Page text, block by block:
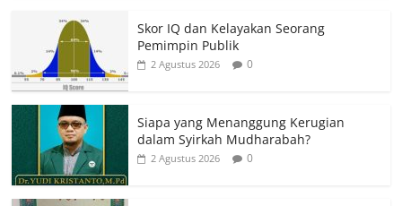
Skor IQ dan Kelayakan Seorang
Pemimpin Publik
2 Agustus 2026 0
Siapa yang Menanggung Kerugian
dalam Syirkah Mudharabah?
2 Agustus 2026 0